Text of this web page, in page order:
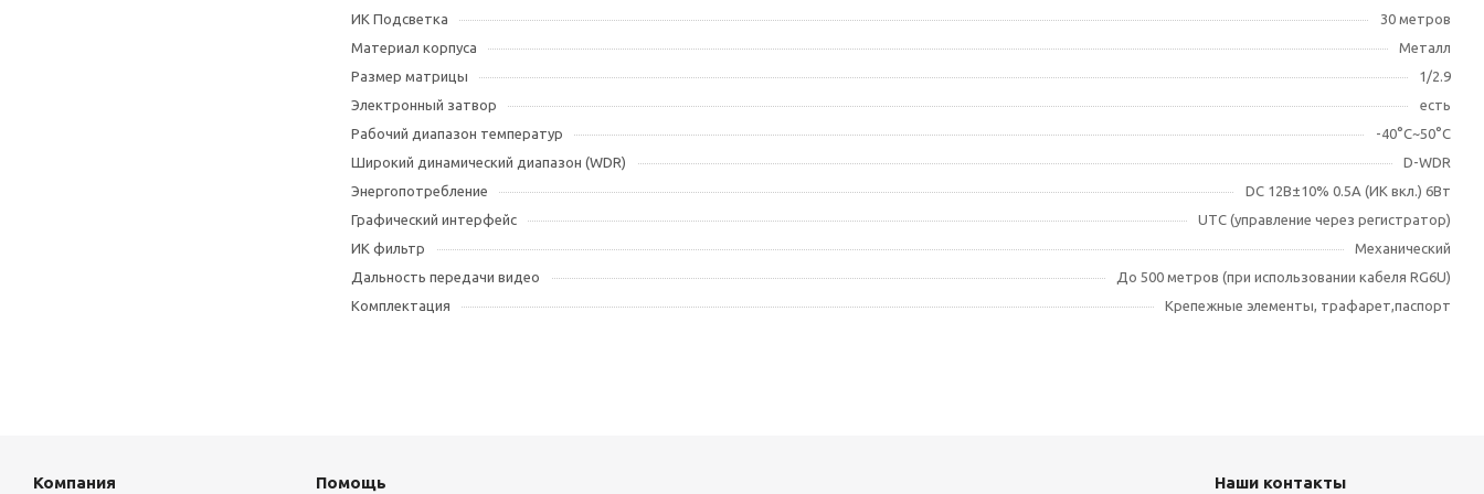
ИК Подсветка
30 метров
Материал корпуса
Металл
Размер матрицы
1/2.9
Электронный затвор
есть
Рабочий диапазон температур
-40°С~50°С
Широкий динамический диапазон (WDR)
D-WDR
Энергопотребление
DC 12В±10% 0.5А (ИК вкл.) 6Вт
Графический интерфейс
UTC (управление через регистратор)
ИК фильтр
Механический
Дальность передачи видео
До 500 метров (при использовании кабеля RG6U)
Комплектация
Крепежные элементы, трафарет,паспорт
Компания Помощь Наши контакты